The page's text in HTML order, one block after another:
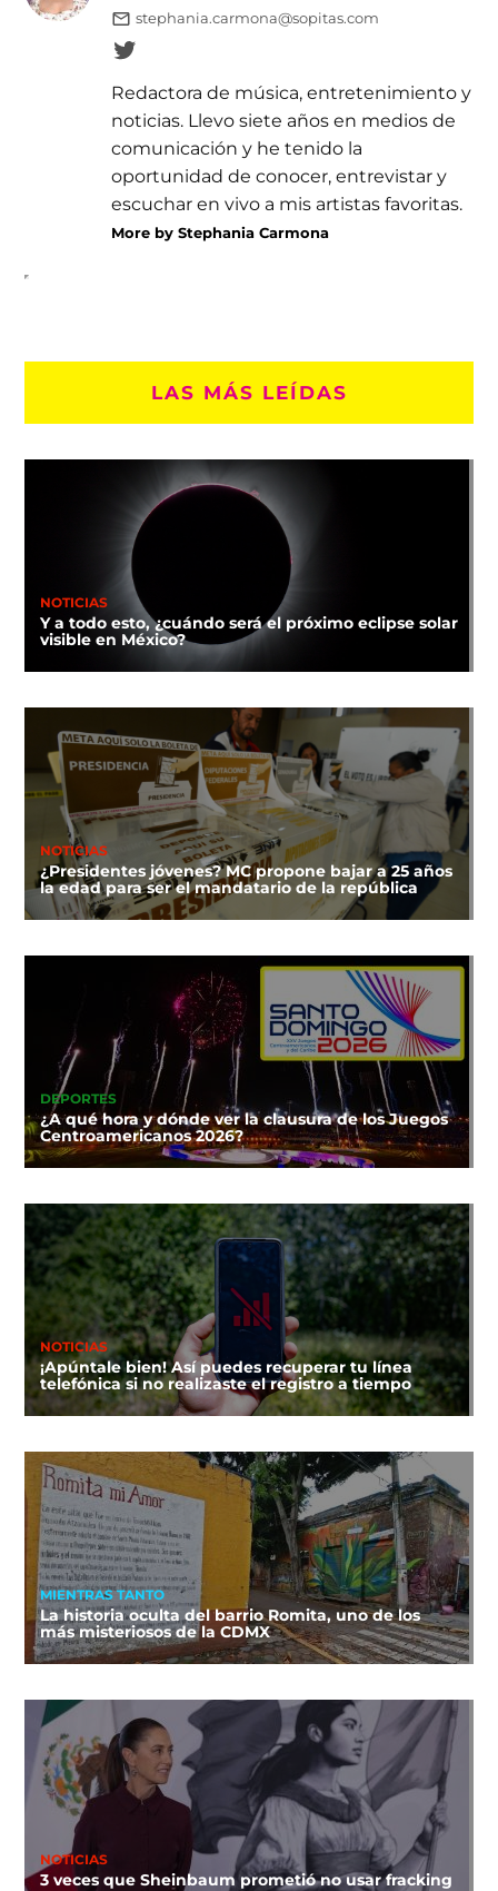
stephania.carmona@sopitas.com
Redactora de música, entretenimiento y
noticias. Llevo siete años en medios de
comunicación y he tenido la
oportunidad de conocer, entrevistar y
escuchar en vivo a mis artistas favoritas.
More by Stephania Carmona
LAS MÁS LEÍDAS
NOTICIAS
Y a todo esto, ¿cuándo será el próximo eclipse solar
visible en México?
NOTICIAS
¿Presidentes jóvenes? MC propone bajar a 25 años
la edad para ser el mandatario de la república
DEPORTES
¿A qué hora y dónde ver la clausura de los Juegos
Centroamericanos 2026?
NOTICIAS
¡Apúntale bien! Así puedes recuperar tu línea
telefónica si no realizaste el registro a tiempo
MIENTRAS TANTO
La historia oculta del barrio Romita, uno de los
más misteriosos de la CDMX
NOTICIAS
3 veces que Sheinbaum prometió no usar fracking